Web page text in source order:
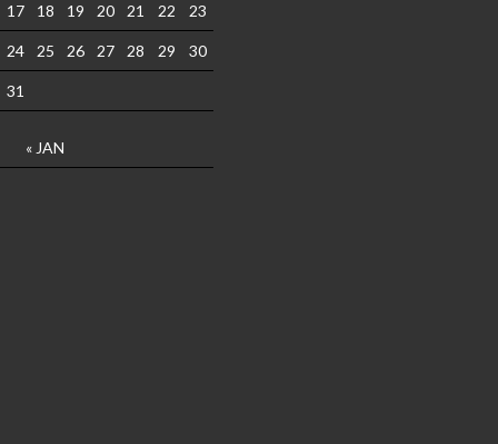
« JAN
17 18 19 20 21 22 23
24 25 26 27 28 29 30
31